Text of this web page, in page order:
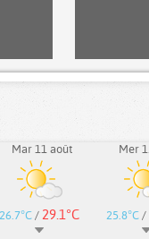
Mar 11 août
26.7°C / 29.1°C
Mer
25.8°C /